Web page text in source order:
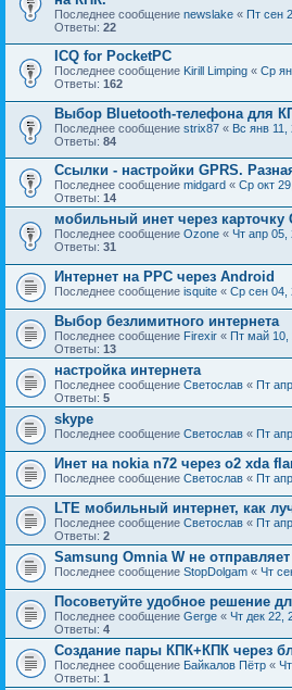
Последнее сообщение newslake « Пт сен
Ответы: 22
ICQ for PocketPC
Последнее сообщение Kirill Limping « Ср
Ответы: 162
Выбор Bluetooth-телефона для
Последнее сообщение strix87 « Вс янв 11,
Ответы: 84
Ссылки - настройки GPRS.
Последнее сообщение midgard « Ср окт
Ответы: 14
мобильный инет через карточку
Последнее сообщение Ozone « Чт апр 05,
Ответы: 31
Интернет на РРС через Android
Последнее сообщение isquite « Ср сен 04,
Выбор безлимитного интернета
Последнее сообщение Firexir « Пт май 10,
Ответы: 13
настройка интернета
Последнее сообщение Светослав « Пт
Ответы: 5
skype
Последнее сообщение Светослав « Пт
Инет на nokia n72 через o2 xda
Последнее сообщение Светослав « Пт
LTE мобильный интернет, как
Последнее сообщение Светослав « Пт
Ответы: 2
Samsung Omnia W не
Последнее сообщение StopDolgam « Чт
Посоветуйте удобное решение
Последнее сообщение Gerge « Чт дек 22,
Ответы: 4
Создание пары КПК+КПК через
Последнее сообщение Байкалов Пётр «
Ответы: 1